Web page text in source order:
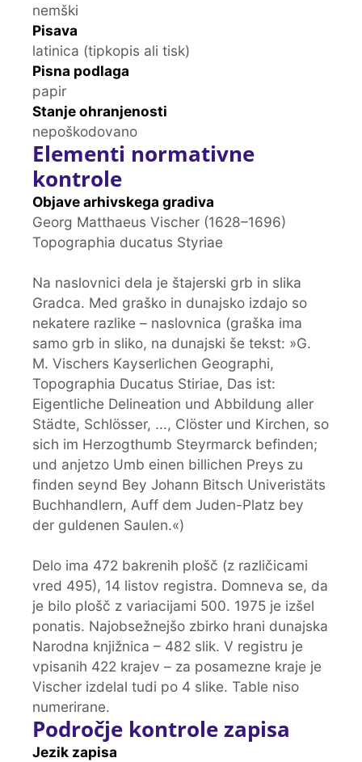
nemški
Pisava
latinica (tipkopis ali tisk)
Pisna podlaga
papir
Stanje ohranjenosti
nepoškodovano
Elementi normativne
kontrole
Objave arhivskega gradiva
Georg Matthaeus Vischer (1628–1696)
Topographia ducatus Styriae
Na naslovnici dela je štajerski grb in slika
Gradca. Med graško in dunajsko izdajo so
nekatere razlike – naslovnica (graška ima
samo grb in sliko, na dunajski še tekst: »G.
M. Vischers Kayserlichen Geographi,
Topographia Ducatus Stiriae, Das ist:
Eigentliche Delineation und Abbildung aller
Städte, Schlösser, ..., Clöster und Kirchen, so
sich im Herzogthumb Steyrmarck befinden;
und anjetzo Umb einen billichen Preys zu
finden seynd Bey Johann Bitsch Univeristäts
Buchhandlern, Auff dem Juden-Platz bey
der guldenen Saulen.«)
Delo ima 472 bakrenih plošč (z različicami
vred 495), 14 listov registra. Domneva se, da
je bilo plošč z variacijami 500. 1975 je izšel
ponatis. Najobsežnejšo zbirko hrani dunajska
Narodna knjižnica – 482 slik. V registru je
vpisanih 422 krajev – za posamezne kraje je
Vischer izdelal tudi po 4 slike. Table niso
numerirane.
Področje kontrole zapisa
Jezik zapisa